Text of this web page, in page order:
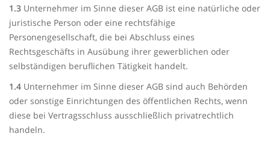
1.3 Unternehmer im Sinne dieser AGB ist eine natürliche oder
juristische Person oder eine rechtsfähige
Personengesellschaft, die bei Abschluss eines
Rechtsgeschäfts in Ausübung ihrer gewerblichen oder
selbständigen beruflichen Tätigkeit handelt.
1.4 Unternehmer im Sinne dieser AGB sind auch Behörden
oder sonstige Einrichtungen des öffentlichen Rechts, wenn
diese bei Vertragsschluss ausschließlich privatrechtlich
handeln.